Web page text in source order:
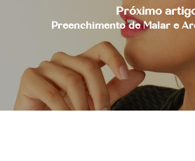
Próximo
Preenchimento de Malar e